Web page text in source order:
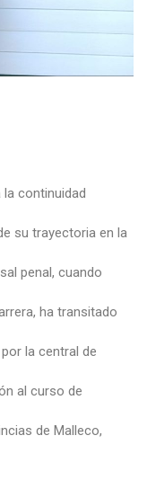
continuidad
su trayectoria en la
penal, cuando
ha transitado
la central de
al curso de
de Malleco,